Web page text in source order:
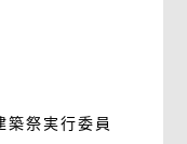
祭実行委員